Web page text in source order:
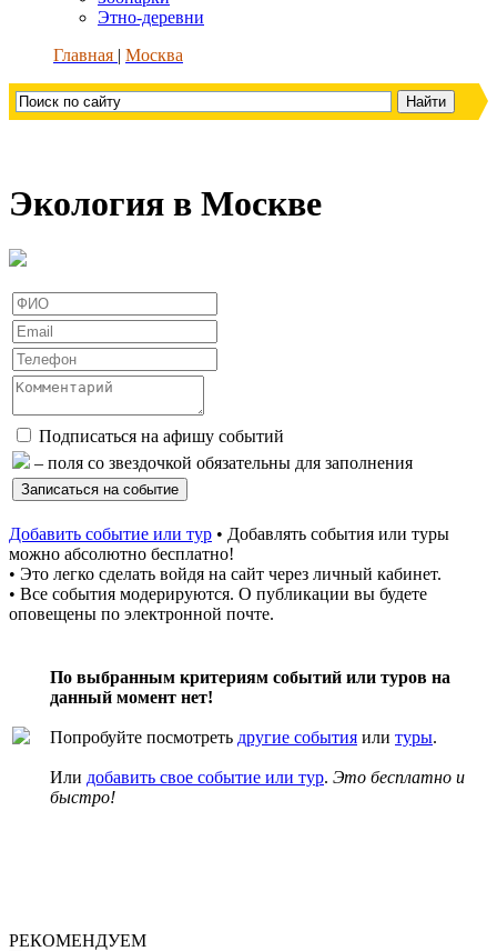
Этно-деревни
Главная
Москва
Экология в Москве
Подписаться на афишу событий
– поля со звездочкой обязательны для заполнения
Добавить событие или тур • Добавлять события или туры
можно абсолютно бесплатно!
• Это легко сделать войдя на сайт через личный кабинет.
• Все события модерируются. О публикации вы будете
оповещены по электронной почте.
По выбранным критериям событий или туров на
данный момент нет!
Попробуйте посмотреть другие события или туры.
Или добавить свое событие или тур. Это бесплатно и
быстро!
РЕКОМЕНДУЕМ